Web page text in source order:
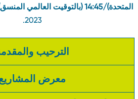
المتحدة)/14:45 (بالتوقيت العالمي المنسق)/22:45
2023.
الترحيب والمقدمة
معرض المشاريع